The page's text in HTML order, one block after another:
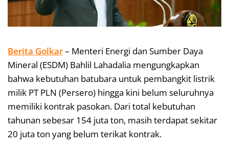
Berita Golkar– Menteri Energi dan Sumber Daya
Mineral (ESDM) Bahlil Lahadalia mengungkapkan
bahwa kebutuhan batubara untuk pembangkit listrik
milik PT PLN (Persero) hingga kini belum seluruhnya
memiliki kontrak pasokan. Dari total kebutuhan
tahunan sebesar 154 juta ton, masih terdapat sekitar
20 juta ton yang belum terikat kontrak.